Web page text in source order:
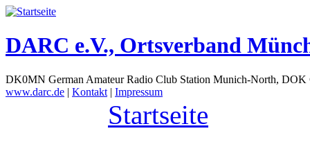
DARC e.V., Ortsverband
DK0MN German Amateur Radio Club Station Munich-North,
www.darc.de | Kontakt | Impressum
Startseite